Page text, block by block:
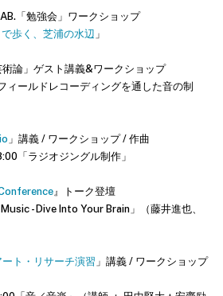
「勉強会」ワークショップ
で歩く、芝浦の⽔辺 」
論」ゲスト講義&ワークショップ
ールドレコーディングを通した音の制
」講義 / ワークショップ / 作曲
「ラジオジングル制作」
』トーク登壇
- Dive Into Your Brain」（藤井進也、
ート・リサーチ演習 」講義 / ワークショップ